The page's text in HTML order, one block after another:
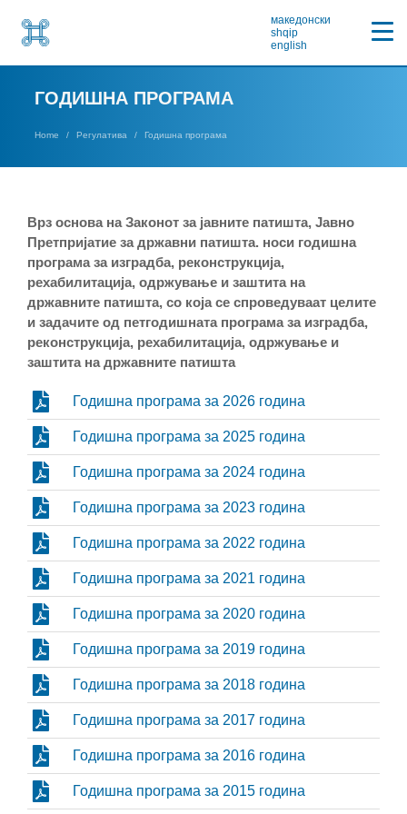
македонски
shqip
english
ГОДИШНА ПРОГРАМА
Home Регулатива Годишна програма
Врз основа на Законот за јавните патишта, Јавно
Претпријатие за државни патишта. носи годишна
програма за изградба, реконструкција,
рехабилитација, одржување и заштита на
државните патишта, со која се спроведуваат целите
и задачите од петгодишната програма за изградба,
реконструкција, рехабилитација, одржување и
заштита на државните патишта
Годишна програма за 2026 година
Годишна програма за 2025 година
Годишна програма за 2024 година
Годишна програма за 2023 година
Годишна програма за 2022 година
Годишна програма за 2021 година
Годишна програма за 2020 година
Годишна програма за 2019 година
Годишна програма за 2018 година
Годишна програма за 2017 година
Годишна програма за 2016 година
Годишна програма за 2015 година